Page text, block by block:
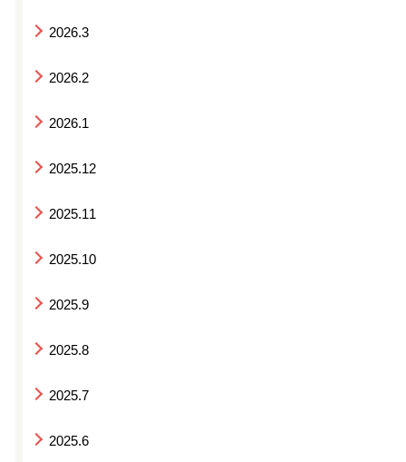
2026.3
2026.2
2026.1
2025.12
2025.11
2025.10
2025.9
2025.8
2025.7
2025.6